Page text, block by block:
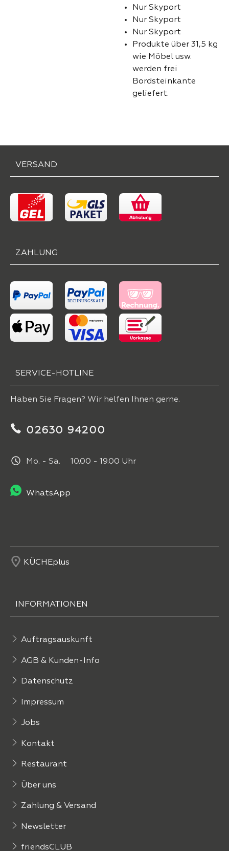
Nur Skyport
Nur Skyport
Nur Skyport
Produkte über 31,5 kg
wie Möbel usw.
werden frei
Bordsteinkante
geliefert.
VERSAND
ZAHLUNG
SERVICE-HOTLINE
Haben Sie Fragen? Wir helfen Ihnen gerne.
02630 94200
Mo. - Sa. 10.00 - 19.00 Uhr
WhatsApp
KÜCHEplus
INFORMATIONEN
Auftragsauskunft
AGB & Kunden-Info
Datenschutz
Impressum
Jobs
Kontakt
Restaurant
Über uns
Zahlung & Versand
Newsletter
friendsCLUB